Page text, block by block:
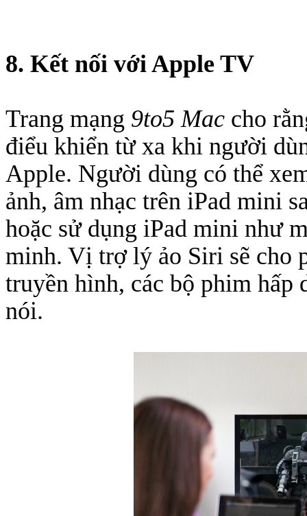
8. Kết nối với Apple TV
Trang mạng 9to5 Mac cho
điểu khiển từ xa khi người
Apple. Người dùng có thể
ảnh, âm nhạc trên iPad mini
hoặc sử dụng iPad mini như
minh. Vị trợ lý ảo Siri sẽ cho
truyền hình, các bộ phim hấp
nói.